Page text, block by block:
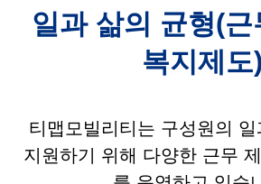
일과 삶의 균형(근
복지제도)
티맵모빌리티는 구성원의
지원하기 위해 다양한 근무